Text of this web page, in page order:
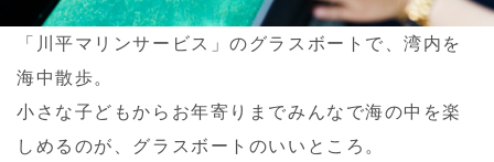
「川平マリンサービス」のグラスボートで、湾内を
海中散歩。
小さな子どもからお年寄りまでみんなで海の中を楽
しめるのが、グラスボートのいいところ。